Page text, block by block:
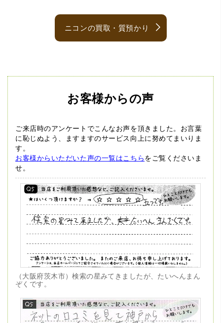
ニコンの買取・質預かり
お客様からの声
ご来店時のアンケートでこんなお声を頂きました。 お言葉
に恥じぬよう、ますますのサービス向上に努めてまいりま
す。
お客様からいただいた声の一覧はこちらをご覧くださいま
せ。
（大阪府茨木市）検索の星みてきましたが、たいへんまん
ぞくです。